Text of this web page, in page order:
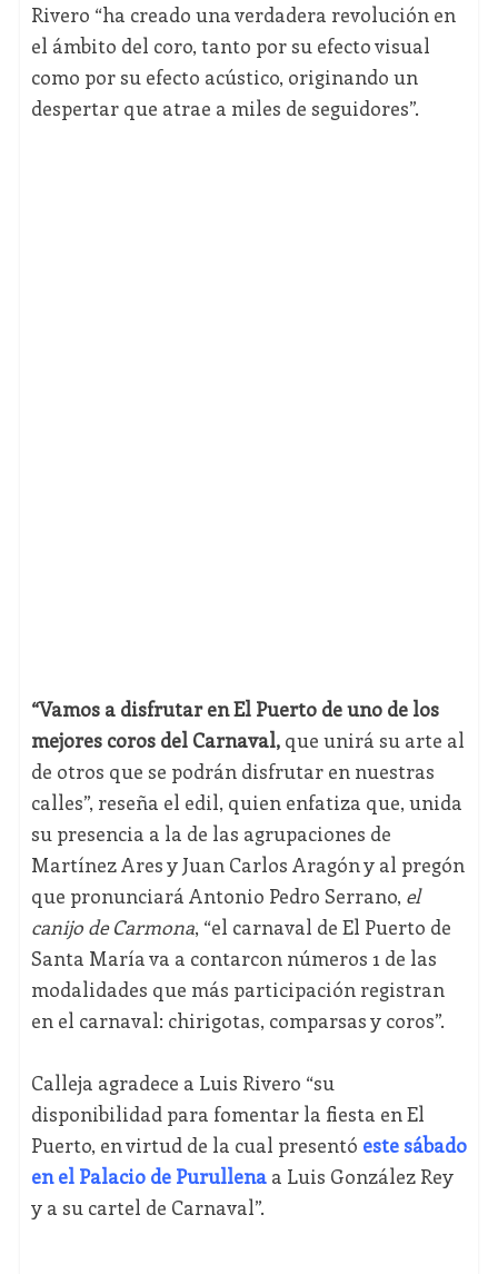
Rivero “ha creado una verdadera revolución en
el ámbito del coro, tanto por su efecto visual
como por su efecto acústico, originando un
despertar que atrae a miles de seguidores”.
“Vamos a disfrutar en El Puerto de uno de los
mejores coros del Carnaval,que unirá su arte al
de otros que se podrán disfrutar en nuestras
calles”, reseña el edil, quien enfatiza que, unida
su presencia a la de las agrupaciones de
Martínez Ares y Juan Carlos Aragón y al pregón
que pronunciará Antonio Pedro Serrano, el
canijo de Carmona, “el carnaval de El Puerto de
Santa María va a contarcon números 1 de las
modalidades que más participación registran
en el carnaval: chirigotas, comparsas y coros”.
Calleja agradece a Luis Rivero “su
disponibilidad para fomentar la fiesta en El
Puerto, en virtud de la cual presentó este sábado
en el Palacio de Purullenaa Luis González Rey
y a su cartel de Carnaval”.